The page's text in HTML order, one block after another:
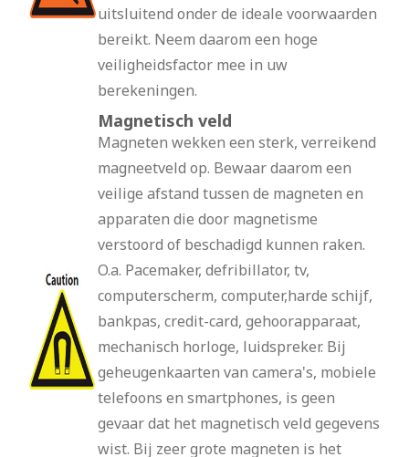
uitsluitend onder de ideale voorwaarden
bereikt. Neem daarom een hoge
veiligheidsfactor mee in uw
berekeningen.
Magnetisch veld
Magneten wekken een sterk, verreikend
magneetveld op. Bewaar daarom een
veilige afstand tussen de magneten en
apparaten die door magnetisme
verstoord of beschadigd kunnen raken.
O.a. Pacemaker, defribillator, tv,
computerscherm, computer,harde schijf,
bankpas, credit-card, gehoorapparaat,
mechanisch horloge, luidspreker. Bij
geheugenkaarten van camera's, mobiele
telefoons en smartphones, is geen
gevaar dat het magnetisch veld gegevens
wist. Bij zeer grote magneten is het